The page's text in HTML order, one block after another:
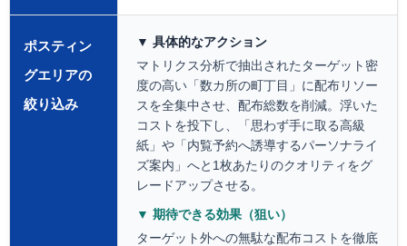
ポスティン
グエリアの
絞り込み
▼ 具体的なアクション
マトリクス分析で抽出されたターゲット密
度の高い「数カ所の町丁目」に配布リソー
スを全集中させ、配布総数を削減。浮いた
コストを投下し、「思わず手に取る高級
紙」や「内覧予約へ誘導するパーソナライ
ズ案内」へと1枚あたりのクオリティをグ
レードアップさせる。
▼ 期待できる効果（狙い）
ターゲット外への無駄な配布コストを徹底